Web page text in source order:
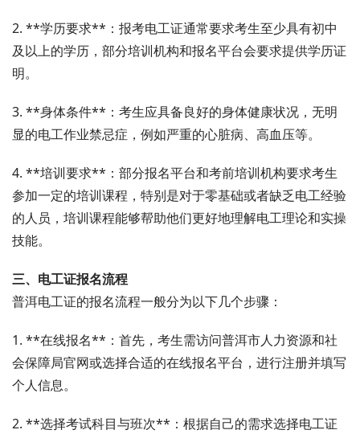
2. **学历要求**：报考电工证通常要求考生至少具有初中
及以上的学历，部分培训机构和报名平台会要求提供学历证
明。
3. **身体条件**：考生应具备良好的身体健康状况，无明
显的电工作业禁忌症，例如严重的心脏病、高血压等。
4. **培训要求**：部分报名平台和考前培训机构要求考生
参加一定的培训课程，特别是对于零基础或者缺乏电工经验
的人员，培训课程能够帮助他们更好地理解电工理论和实操
技能。
三、电工证报名流程
普洱电工证的报名流程一般分为以下几个步骤：
1. **在线报名**：首先，考生需访问普洱市人力资源和社
会保障局官网或选择合适的在线报名平台，进行注册并填写
个人信息。
2. **选择考试科目与班次**：根据自己的需求选择电工证